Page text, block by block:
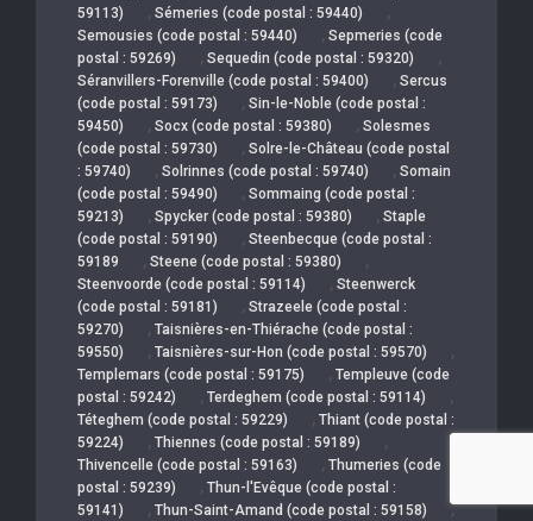
59113)
, Sémeries (code postal : 59440) ,
Semousies (code postal : 59440) , Sepmeries (code
postal : 59269)
, Sequedin (code postal : 59320) ,
Séranvillers-Forenville (code postal : 59400) , Sercus
(code postal : 59173)
, Sin-le-Noble (code postal :
59450)
, Socx (code postal : 59380) , Solesmes
(code postal : 59730)
, Solre-le-Château (code postal
: 59740)
, Solrinnes (code postal : 59740) , Somain
(code postal : 59490)
, Sommaing (code postal :
59213)
, Spycker (code postal : 59380) , Staple
(code postal : 59190)
, Steenbecque (code postal :
59189
, Steene (code postal : 59380) ,
Steenvoorde (code postal : 59114) , Steenwerck
(code postal : 59181)
, Strazeele (code postal :
59270)
, Taisnières-en-Thiérache (code postal :
59550)
, Taisnières-sur-Hon (code postal : 59570) ,
Templemars (code postal : 59175) , Templeuve (code
postal : 59242)
, Terdeghem (code postal : 59114) ,
Téteghem (code postal : 59229) , Thiant (code postal :
59224)
, Thiennes (code postal : 59189) ,
Thivencelle (code postal : 59163) , Thumeries (code
postal : 59239)
, Thun-l'Evêque (code postal :
59141)
, Thun-Saint-Amand (code postal : 59158) ,